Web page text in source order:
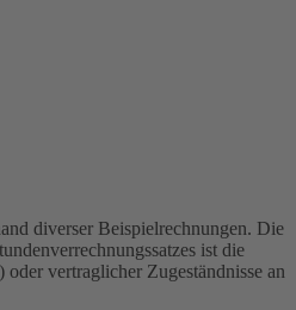
diverser Beispielrechnungen. Die
ist die
vertraglicher Zugeständnisse an